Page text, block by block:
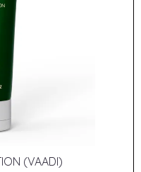
(VAADI)